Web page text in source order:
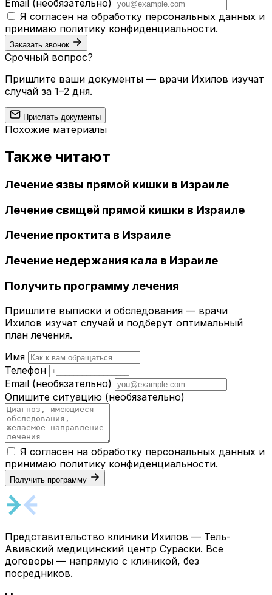
Email (необязательно)
Я согласен на обработку персональных данных и
принимаю политику конфиденциальности.
Заказать звонок
Срочный вопрос?
Пришлите ваши документы — врачи Ихилов изучат
случай за 1–2 дня.
Прислать документы
Похожие материалы
Также читают
Лечение язвы прямой кишки в Израиле
Лечение свищей прямой кишки в Израиле
Лечение проктита в Израиле
Лечение недержания кала в Израиле
Получить программу лечения
Пришлите выписки и обследования — врачи
Ихилов изучат случай и подберут оптимальный
план лечения.
Имя
Телефон
Email (необязательно)
Опишите ситуацию (необязательно)
Я согласен на обработку персональных данных и
принимаю политику конфиденциальности.
Получить программу
Представительство клиники Ихилов — Тель-
Авивский медицинский центр Сураски. Все
договоры — напрямую с клиникой, без
посредников.